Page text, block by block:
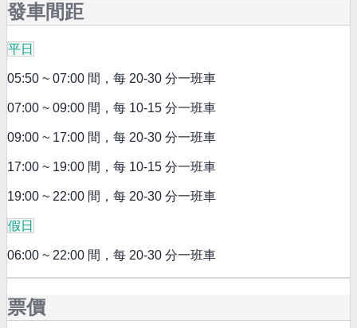
發車間距
平日
05:50 ~ 07:00 間，每 20-30 分一班車
07:00 ~ 09:00 間，每 10-15 分一班車
09:00 ~ 17:00 間，每 20-30 分一班車
17:00 ~ 19:00 間，每 10-15 分一班車
19:00 ~ 22:00 間，每 20-30 分一班車
假日
06:00 ~ 22:00 間，每 20-30 分一班車
票價